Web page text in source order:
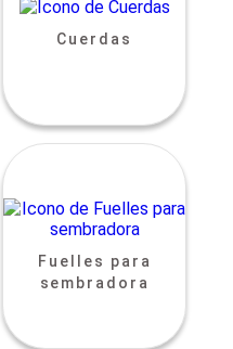
Cuerdas
Fuelles para
sembradora